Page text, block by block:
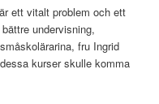
ett vitalt problem och ett
undervisning,
fru Ingrid
kurser skulle komma